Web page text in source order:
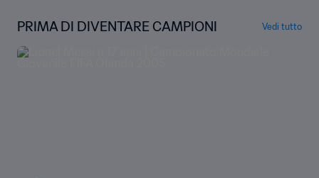
PRIMA DI DIVENTARE CAMPIONI Vedi tutto